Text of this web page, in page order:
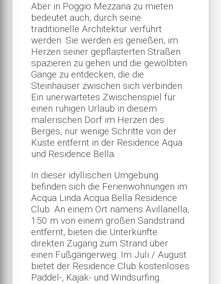
Aber in Poggio Mezzana zu mieten
bedeutet auch, durch seine
traditionelle Architektur verführt
werden. Sie werden es genießen, im
Herzen seiner gepflasterten Straßen
spazieren zu gehen und die gewölbten
Gänge zu entdecken, die die
Steinhäuser zwischen sich verbinden.
Ein unerwartetes Zwischenspiel für
einen ruhigen Urlaub in diesem
malerischen Dorf im Herzen des
Berges, nur wenige Schritte von der
Küste entfernt in der Residence Aqua
und Residence Bella.
In dieser idyllischen Umgebung
befinden sich die Ferienwohnungen im
Acqua Linda Acqua Bella Residence
Club. An einem Ort namens Avillanella,
150 m von einem großen Sandstrand
entfernt, bieten die Unterkünfte
direkten Zugang zum Strand über
einen Fußgängerweg. Im Juli / August
bietet der Residence Club kostenloses
Paddel-, Kajak- und Windsurfing.